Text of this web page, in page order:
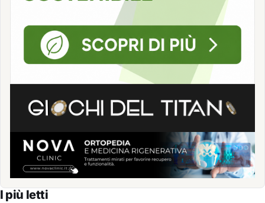
I più letti